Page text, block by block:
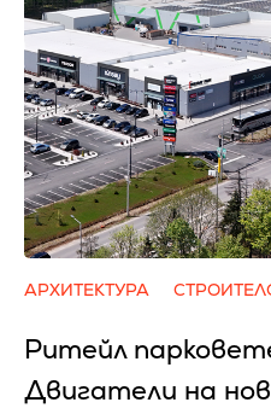
АРХИТЕКТУРА
Ритейл
Двигатели на